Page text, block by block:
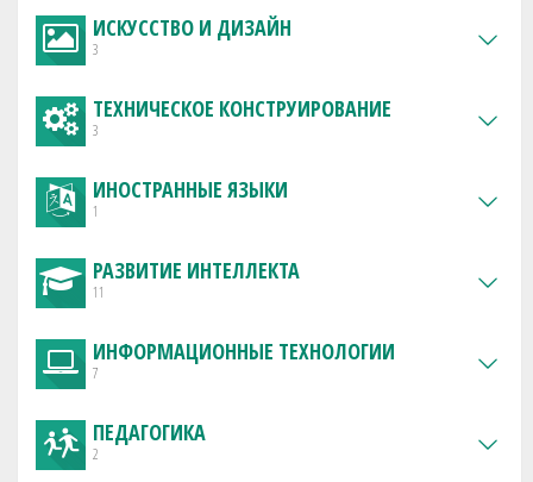
ИСКУССТВО И ДИЗАЙН
3
ТЕХНИЧЕСКОЕ КОНСТРУИРОВАНИЕ
3
ИНОСТРАННЫЕ ЯЗЫКИ
1
РАЗВИТИЕ ИНТЕЛЛЕКТА
11
ИНФОРМАЦИОННЫЕ ТЕХНОЛОГИИ
7
ПЕДАГОГИКА
2